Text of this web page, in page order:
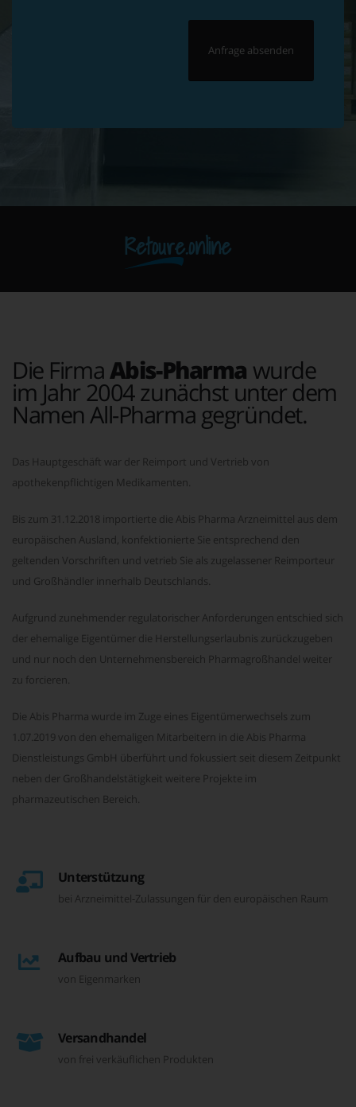
Retoure.online
Die Firma Abis-Pharma wurde
im Jahr 2004 zunächst unter dem
Namen All-Pharma gegründet.
Das Hauptgeschäft war der Reimport und Vertrieb von
apothekenpflichtigen Medikamenten.
Bis zum 31.12.2018 importierte die Abis Pharma Arzneimittel aus dem
europäischen Ausland, konfektionierte Sie entsprechend den
geltenden Vorschriften und vetrieb Sie als zugelassener Reimporteur
und Großhändler innerhalb Deutschlands.
Aufgrund zunehmender regulatorischer Anforderungen entschied sich
der ehemalige Eigentümer die Herstellungserlaubnis zurückzugeben
und nur noch den Unternehmensbereich Pharmagroßhandel weiter
zu forcieren.
Die Abis Pharma wurde im Zuge eines Eigentümerwechsels zum
1.07.2019 von den ehemaligen Mitarbeitern in die Abis Pharma
Dienstleistungs GmbH überführt und fokussiert seit diesem Zeitpunkt
neben der Großhandelstätigkeit weitere Projekte im
pharmazeutischen Bereich.
Unterstützung
bei Arzneimittel-Zulassungen für den europäischen Raum
Aufbau und Vertrieb
von Eigenmarken
Versandhandel
von frei verkäuflichen Produkten